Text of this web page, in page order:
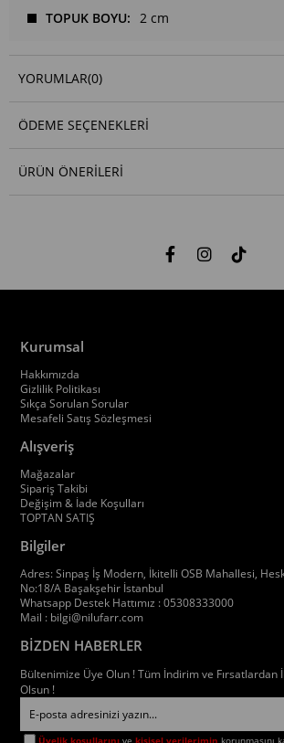
TOPUK BOYU
2 cm
YORUMLAR(0)
ÖDEME SEÇENEKLERI
ÜRÜN ÖNERILERI
Kurumsal
Hakkımızda
Gizlilik Politikası
Sıkça Sorulan Sorular
Mesafeli Satış Sözleşmesi
Alışveriş
Mağazalar
Sipariş Takibi
Değişim & İade Koşulları
TOPTAN SATIŞ
Bilgiler
Adres: Sinpaş İş Modern, İkitelli OSB Mahallesi,
No:18/A Başakşehir İstanbul
Whatsapp Destek Hattımız : 05308333000
Mail : bilgi@nilufarr.com
BİZDEN HABERLER
Bültenimize Üye Olun ! Tüm İndirim ve Fırsatlardan
Olsun !
Üyelik koşullarını vekişisel verilerimin korunmasını